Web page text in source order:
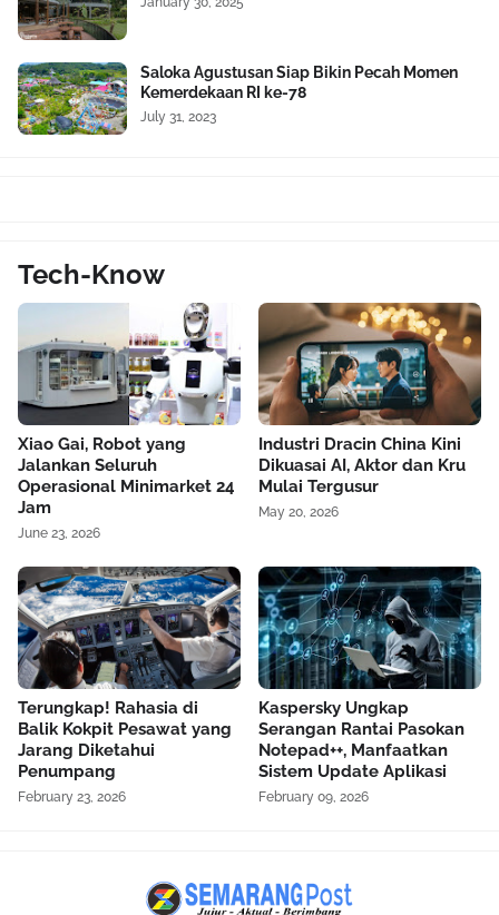
Saloka Agustusan Siap Bikin Pecah Momen
Kemerdekaan RI ke-78
July 31, 2023
Tech-Know
Xiao Gai, Robot yang
Jalankan Seluruh
Operasional Minimarket 24
Jam
June 23, 2026
Industri Dracin China Kini
Dikuasai AI, Aktor dan Kru
Mulai Tergusur
May 20, 2026
Terungkap! Rahasia di
Balik Kokpit Pesawat yang
Jarang Diketahui
Penumpang
February 23, 2026
Kaspersky Ungkap
Serangan Rantai Pasokan
Notepad++, Manfaatkan
Sistem Update Aplikasi
February 09, 2026